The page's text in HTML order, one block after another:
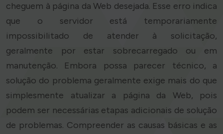
cheguem à página da Web desejada. Esse erro indica
que o servidor está temporariamente
impossibilitado de atender à solicitação,
geralmente por estar sobrecarregado ou em
manutenção. Embora possa parecer técnico, a
solução do problema geralmente exige mais do que
simplesmente atualizar a página da Web, pois
podem ser necessárias etapas adicionais de solução
de problemas. Compreender as causas básicas e as